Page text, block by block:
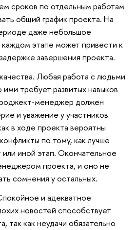
сроков по отдельным работам
общий график проекта. На
даже небольшое
каждом этапе может привести к
завершения проекта.
Любая работа с людьми
ими требует развитых навыков
менеджер должен
и уважение у участников
в ходе проекта вероятны
по тому, как лучше
или иной этап. Окончательное
проекта, и оно не
сомнения у остальных.
и адекватное
новостей способствует
так как неудачи обязательно